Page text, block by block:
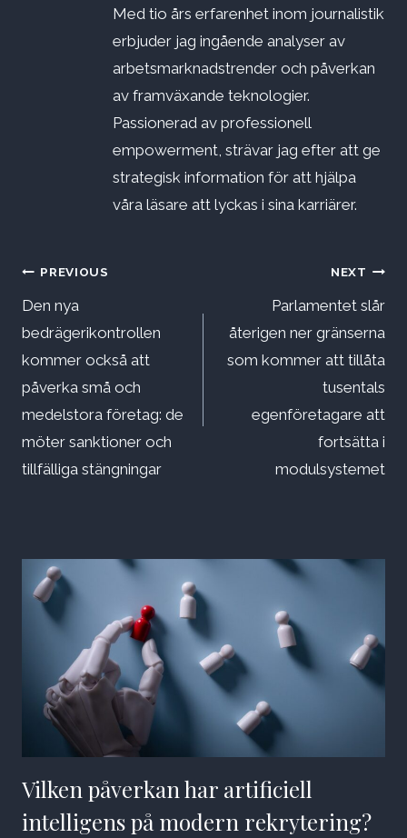
Med tio års erfarenhet inom journalistik
erbjuder jag ingående analyser av
arbetsmarknadstrender och påverkan
av framväxande teknologier.
Passionerad av professionell
empowerment, strävar jag efter att ge
strategisk information för att hjälpa
våra läsare att lyckas i sina karriärer.
Inläggsnavigering
PREVIOUS
Den nya
bedrägerikontrollen
kommer också att
påverka små och
medelstora företag: de
möter sanktioner och
tillfälliga stängningar
NEXT
Parlamentet slår
återigen ner gränserna
som kommer att tillåta
tusentals
egenföretagare att
fortsätta i
modulsystemet
Vilken påverkan har artificiell
intelligens på modern rekrytering?